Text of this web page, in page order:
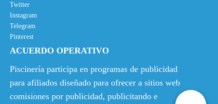
Twitter
Instagram
Telegram
Pinterest
ACUERDO OPERATIVO
Piscinería participa en programas de publicidad
para afiliados diseñado para ofrecer a sitios web
comisiones por publicidad, publicitando e